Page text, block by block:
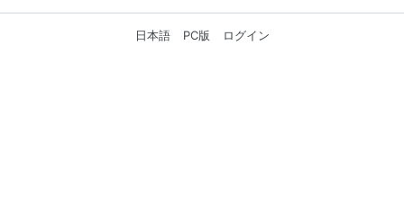
日本語 PC版 ログイン